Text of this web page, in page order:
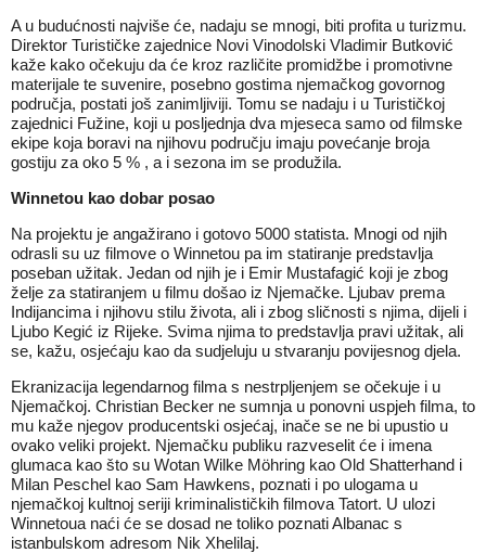
A u budućnosti najviše će, nadaju se mnogi, biti profita u turizmu.
Direktor Turističke zajednice Novi Vinodolski Vladimir Butković
kaže kako očekuju da će kroz različite promidžbe i promotivne
materijale te suvenire, posebno gostima njemačkog govornog
područja, postati još zanimljiviji. Tomu se nadaju i u Turističkoj
zajednici Fužine, koji u posljednja dva mjeseca samo od filmske
ekipe koja boravi na njihovu području imaju povećanje broja
gostiju za oko 5 % , a i sezona im se produžila.
Winnetou kao dobar posao
Na projektu je angažirano i gotovo 5000 statista. Mnogi od njih
odrasli su uz filmove o Winnetou pa im statiranje predstavlja
poseban užitak. Jedan od njih je i Emir Mustafagić koji je zbog
želje za statiranjem u filmu došao iz Njemačke. Ljubav prema
Indijancima i njihovu stilu života, ali i zbog sličnosti s njima, dijeli i
Ljubo Kegić iz Rijeke. Svima njima to predstavlja pravi užitak, ali
se, kažu, osjećaju kao da sudjeluju u stvaranju povijesnog djela.
Ekranizacija legendarnog filma s nestrpljenjem se očekuje i u
Njemačkoj. Christian Becker ne sumnja u ponovni uspjeh filma, to
mu kaže njegov producentski osjećaj, inače se ne bi upustio u
ovako veliki projekt. Njemačku publiku razveselit će i imena
glumaca kao što su Wotan Wilke Möhring kao Old Shatterhand i
Milan Peschel kao Sam Hawkens, poznati i po ulogama u
njemačkoj kultnoj seriji kriminalističkih filmova Tatort. U ulozi
Winnetoua naći će se dosad ne toliko poznati Albanac s
istanbulskom adresom Nik Xhelilaj.